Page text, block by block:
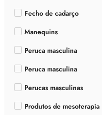
Fecho de cadarço
Manequins
Peruca masculina
Peruca masculina
Perucas masculinas
Produtos de mesoterapia